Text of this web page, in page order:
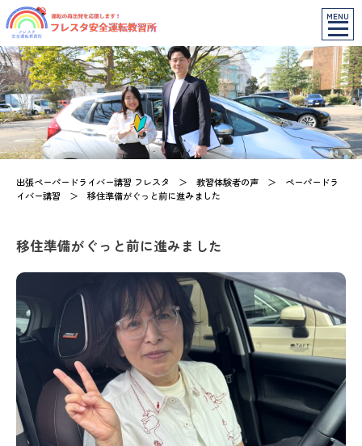
MENU
出張ペーパードライバー講習 フレスタ ＞ 教習体験者の声 ＞ ペーパードラ
イバー講習 ＞ 移住準備がぐっと前に進みました
移住準備がぐっと前に進みました